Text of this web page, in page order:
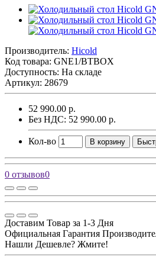
Производитель: Hicold
Код товара: GNE1/BTBOX
Доступность: На складе
Артикул: 28679
52 990.00 р.
Без НДС: 52 990.00 р.
Кол-во В корзину
0 отзывов0
Доставим Товар за 1-3 Дня
Официальная Гарантия
Нашли Дешевле? Жмите!